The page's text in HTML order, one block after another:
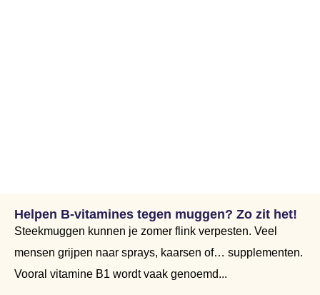
Helpen B-vitamines tegen muggen? Zo zit het!
Steekmuggen kunnen je zomer flink verpesten. Veel
mensen grijpen naar sprays, kaarsen of… supplementen.
Vooral vitamine B1 wordt vaak genoemd...